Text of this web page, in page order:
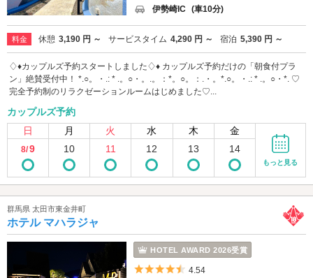
伊勢崎IC (車10分)
料金 休憩 3,190 円 ～ サービスタイム 4,290 円 ～ 宿泊 5,390 円 ～
♢♦️カップルズ予約スタートしました♢♦️ カップルズ予約だけの「朝食付プラ
ン」絶賛受付中！ *.○。・.: * .。○・。.。：*。○。：.・。*.○。・.: * .。○・*. ♡
完全予約制のリラクゼーションルームはじめました♡...
カップルズ予約
日
月 火 水 木 金
8/9 10 11 12 13 14
もっと見る
群馬県 太田市東金井町
ホテル マハラジャ
HOTEL AWARD 2026受賞
5つ星のうち4.5
4.54